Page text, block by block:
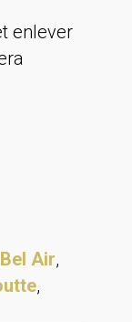
enlever
Air,
,